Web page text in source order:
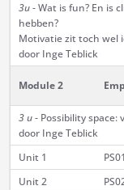
3u- Wat is fun? En is
hebben?
Motivatie zit toch wel
door Inge Teblick
Module 2
3 u- Possibility space:
door Inge Teblick
Unit 1
Unit 2